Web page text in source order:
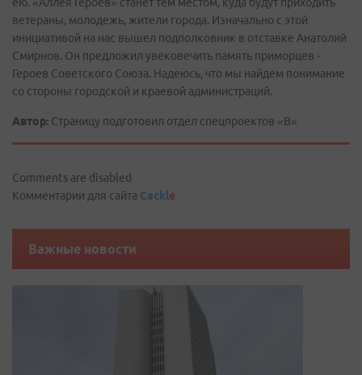
ветераны, молодежь, жители города. Изначально с этой
инициативой на нас вышел подполковник в отставке Анатолий
Смирнов. Он предложил увековечить память приморцев -
Героев Советского Союза. Надеюсь, что мы найдем понимание
со стороны городской и краевой администраций.
Автор: Страницу подготовил отдел спецпроектов «В»
Comments are disabled
Комментарии для сайта Cackle
Важные новости